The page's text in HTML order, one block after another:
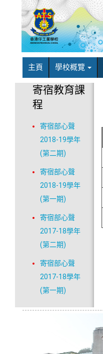
主頁 學校概覽
寄宿教育課
程
寄宿部心聲
2018-19學年
(第二期)
寄宿部心聲
2018-19學年
(第一期)
寄宿部心聲
2017-18學年
(第二期)
寄宿部心聲
2017-18學年
(第一期)